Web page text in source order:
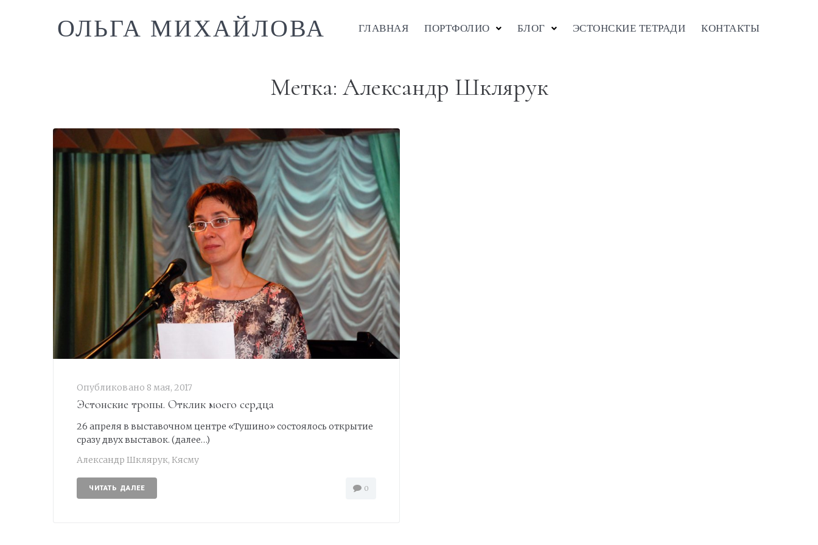
ОЛЬГА МИХАЙЛОВА ГЛАВНАЯ ПОРТФОЛИО БЛОГ ЭСТОНСКИЕ ТЕТРАДИ КОНТАКТЫ
Метка: Александр Шклярук
Опубликовано 8 мая, 2017
Эстонские тропы. Отклик моего сердца
26 апреля в выставочном центре «Тушино» состоялось открытие
сразу двух выставок. (далее…)
Александр Шклярук, Кясму
ЧИТАТЬ ДАЛЕЕ 0